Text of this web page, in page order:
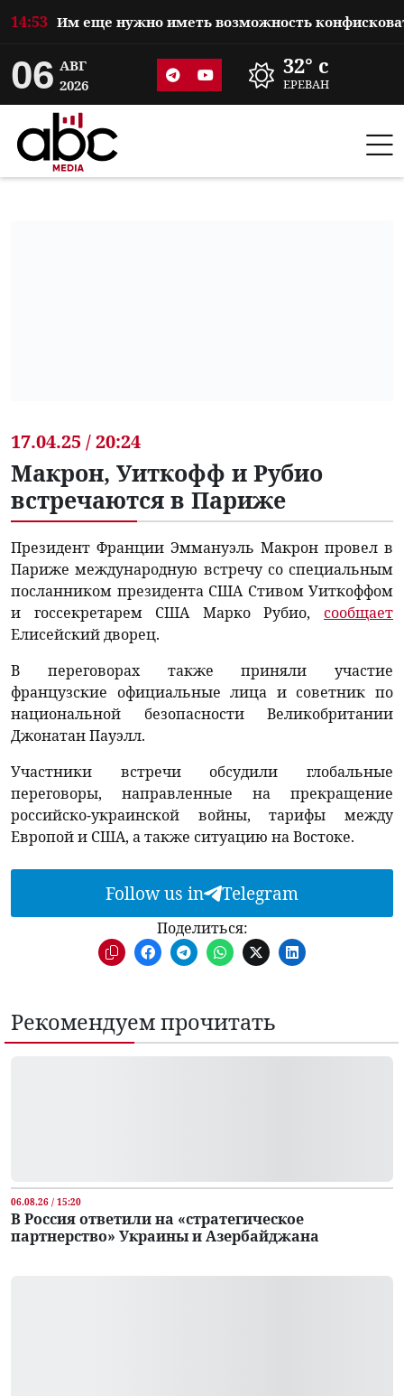
14:53
06 АВГ
2026
32° c
ЕРЕВАН
17.04.25 / 20:24
Макрон, Уиткофф и Рубио
встречаются в Париже
Президент Франции Эммануэль Макрон провел в
Париже международную встречу со специальным
посланником президента США Стивом Уиткоффом
и госсекретарем США Марко Рубио, сообщает
Елисейский дворец.
В переговорах также приняли участие
французские официальные лица и советник по
национальной безопасности Великобритании
Джонатан Пауэлл.
Участники встречи обсудили глобальные
переговоры, направленные на прекращение
российско-украинской войны, тарифы между
Европой и США, а также ситуацию на Востоке.
Follow us in Telegram
Поделиться:
Рекомендуем прочитать
06.08.26 / 15:20
В Россия ответили на «стратегическое
партнерство» Украины и Азербайджана